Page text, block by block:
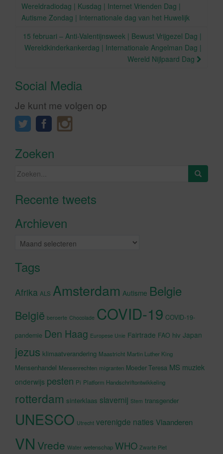
Wereldradiodag | Kusdag | Internet Vrienden Dag |
Autisme Zondag | Internationale dag van het Huwelijk
15 februari – Anti-Valentijnsweek | Bewust Vrijgezel Dag |
Wereldkinderkankerdag | Internationale Angelman Dag |
Wereld Nijlpaard Dag
Social Media
Je kunt me volgen op
Zoeken
Zoeken
Recente tweetsKlik om marketing cookies te
Archieven
Archieven
Tags
Afrika ALS Amsterdam Autisme Belgie
België beroerte Chocolade COVID-19 COVID-19-
pandemie Den Haag Europese Unie Fairtrade FAO hiv Japan
jezus klimaatverandering Maastricht Martin Luther King
Mensenhandel Mensenrechten migranten Moeder Teresa MS muziek
onderwijs pesten Pi Platform Handschriftontwikkeling
rotterdam sinterklaas slavernij Stem transgender
UNESCO Utrecht verenigde naties Vlaanderen
VN Vrede Water wetenschap WHO Zwarte Piet